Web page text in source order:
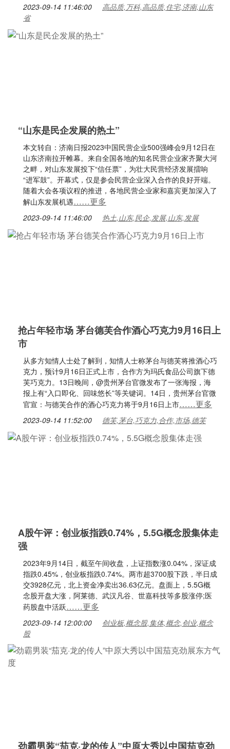
2023-09-14 11:46:00
高品质,万科,高品质,住宅,济南,山东
省
“山东是民企发展的热土”
本文转自：济南日报2023中国民营企业500强峰会9月12日在
山东济南拉开帷幕。来自全国各地的知名民营企业家齐聚大河
之畔，对山东发展投下“信任票”，为壮大民营经济发展擂响
“进军鼓”。开幕式，仅是参会民营企业深入合作的良好开端。
随着大会各项议程的推进，各地民营企业家和嘉宾更加深入了
解山东发展机遇……更多
2023-09-14 11:46:00 热土,山东,民企,发展,山东,发展
抢占年轻市场 茅台德芙合作酒心巧克力9月16日上
市
从多方知情人士处了解到，知情人士称茅台与德芙将推酒心巧
克力，预计9月16日正式上市，合作方为玛氏食品公司旗下德
芙巧克力。13日晚间，@贵州茅台官微发布了一张海报，海
报上有“入口即化、回味悠长”等关键词。14日，贵州茅台官微
官宣：与德芙合作的酒心巧克力将于9月16日上市……更多
2023-09-14 11:52:00 德芙,茅台,巧克力,合作,市场,德芙
A股午评：创业板指跌0.74%，5.5G概念股集体走
强
2023年9月14日，截至午间收盘，上证指数涨0.04%，深证成
指跌0.45%，创业板指跌0.74%。两市超3700股下跌，半日成
交3928亿元，北上资金净卖出36.63亿元。盘面上，5.5G概
念股开盘大涨，阿莱德、武汉凡谷、世嘉科技等多股涨停;医
药股盘中活跃……更多
2023-09-14 12:00:00
创业板,概念股,集体,概念,创业,概念
股
劲霸男装“茄克·龙的传人”中原大秀以中国茄克劲